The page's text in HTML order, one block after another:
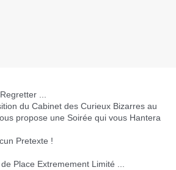
...
du Cabinet des Curieux Bizarres au
propose une Soirée qui vous Hantera
Pretexte !
Place Extremement Limité ...